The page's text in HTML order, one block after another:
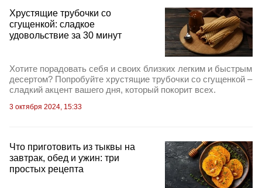
Хрустящие трубочки со
сгущенкой: сладкое
удовольствие за 30 минут
Хотите порадовать себя и своих близких легким и быстрым
десертом? Попробуйте хрустящие трубочки со сгущенкой –
сладкий акцент вашего дня, который покорит всех.
3 октября 2024, 15:33
Что приготовить из тыквы на
завтрак, обед и ужин: три
простых рецепта